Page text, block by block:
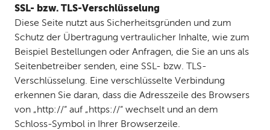
SSL- bzw. TLS-Verschlüsselung
Diese Seite nutzt aus Sicherheitsgründen und zum
Schutz der Übertragung vertraulicher Inhalte, wie zum
Beispiel Bestellungen oder Anfragen, die Sie an uns als
Seitenbetreiber senden, eine SSL- bzw. TLS-
Verschlüsselung. Eine verschlüsselte Verbindung
erkennen Sie daran, dass die Adresszeile des Browsers
von „http://“ auf „https://“ wechselt und an dem
Schloss-Symbol in Ihrer Browserzeile.